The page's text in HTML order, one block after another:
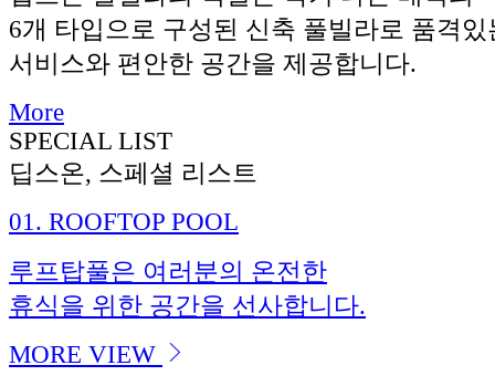
6개 타입으로 구성된 신축 풀빌라로 품격있
서비스와 편안한 공간을 제공합니다.
More
SPECIAL LIST
딥스온, 스페셜 리스트
01. ROOFTOP POOL
루프탑풀은 여러분의 온전한
휴식을 위한 공간을 선사합니다.
MORE VIEW